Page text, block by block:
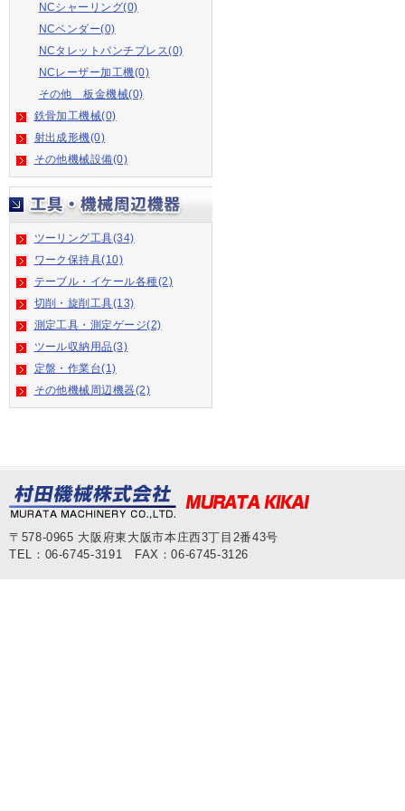
NCシャーリング(0)
NCベンダー(0)
NCタレットパンチプレス(0)
NCレーザー加工機(0)
その他 板金機械(0)
鉄骨加工機械(0)
射出成形機(0)
その他機械設備(0)
ツーリング工具(34)
ワーク保持具(10)
テーブル・イケール各種(2)
切削・旋削工具(13)
測定工具・測定ゲージ(2)
ツール収納用品(3)
定盤・作業台(1)
その他機械周辺機器(2)
〒578-0965 大阪府東大阪市本庄西3丁目2番43号
TEL：06-6745-3191 FAX：06-6745-3126